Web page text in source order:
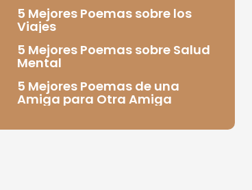
5 Mejores Poemas sobre los
Viajes
5 Mejores Poemas sobre Salud
Mental
5 Mejores Poemas de una
Amiga para Otra Amiga